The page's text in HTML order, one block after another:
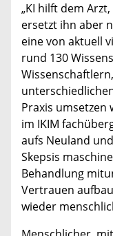
„KI hilft dem
ersetzt ihn aber
eine von aktuell
rund 130
Praxis umsetzen
im IKIM
aufs Neuland
Skepsis
Behandlung
Vertrauen
wieder